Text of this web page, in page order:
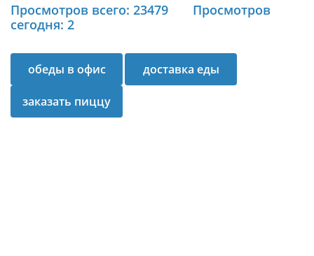
Просмотров всего: 23479
Просмотров
сегодня: 2
обеды в офис доставка еды
заказать пиццу